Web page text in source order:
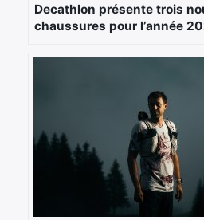
Decathlon présente trois
chaussures pour l’année